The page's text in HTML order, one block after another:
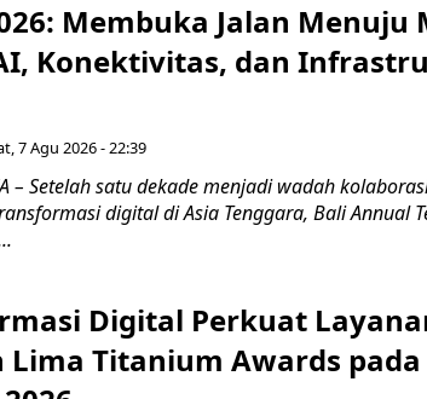
Membuka Jalan Menuju
Konektivitas, dan
7 Agu 2026 - 22:39
– Setelah satu dekade menjadi wadah
digital di Asia Tenggara, Bali Annual
Digital Perkuat
Lima Titanium Awards pada